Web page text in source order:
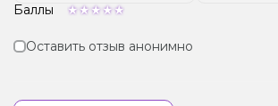
Баллы
Оставить отзыв анонимно